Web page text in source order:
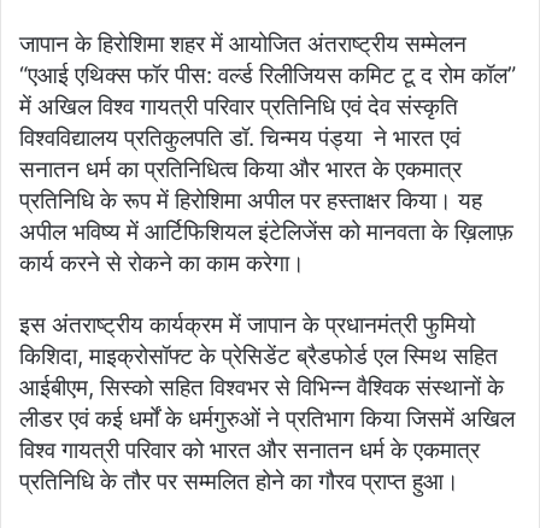
जापान के हिरोशिमा शहर में आयोजित अंतराष्ट्रीय सम्मेलन
“एआई एथिक्स फॉर पीस: वर्ल्ड रिलीजियस कमिट टू द रोम कॉल”
में अखिल विश्व गायत्री परिवार प्रतिनिधि एवं देव संस्कृति
विश्वविद्यालय प्रतिकुलपति डॉ. चिन्मय पंड्या ने भारत एवं
सनातन धर्म का प्रतिनिधित्व किया और भारत के एकमात्र
प्रतिनिधि के रूप में हिरोशिमा अपील पर हस्ताक्षर किया। यह
अपील भविष्य में आर्टिफिशियल इंटेलिजेंस को मानवता के ख़िलाफ़
कार्य करने से रोकने का काम करेगा।
इस अंतराष्ट्रीय कार्यक्रम में जापान के प्रधानमंत्री फुमियो
किशिदा, माइक्रोसॉफ्ट के प्रेसिडेंट ब्रैडफोर्ड एल स्मिथ सहित
आईबीएम, सिस्को सहित विश्वभर से विभिन्न वैश्विक संस्थानों के
लीडर एवं कई धर्मों के धर्मगुरुओं ने प्रतिभाग किया जिसमें अखिल
विश्व गायत्री परिवार को भारत और सनातन धर्म के एकमात्र
प्रतिनिधि के तौर पर सम्मलित होने का गौरव प्राप्त हुआ।